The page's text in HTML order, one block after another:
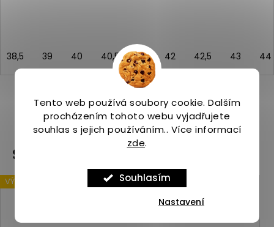
Tento web používá soubory cookie. Dalším
procházením tohoto webu vyjadřujete
souhlas s jejich používáním.. Více informací
zde.
Souhlasím
Nastavení
38,5 39 40 40,5 41 42 42,5 43 44
ZOBRAZIT VŠECHNY PODOBNÉ PRODUKTY
Související produkty
VÝPRODEJ Kód:ASP_00091413_8_1